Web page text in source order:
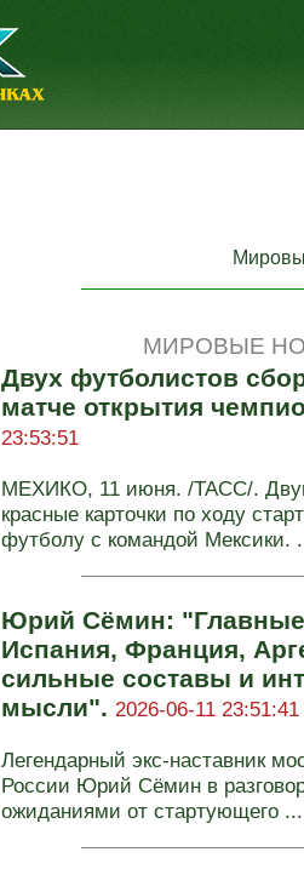
МИРОВЫЕ
Двух футболистов
матче открытия
23:53:51
МЕХИКО, 11 июня. /ТАСС/.
красные карточки по ходу
футболу с командой Мексики.
Юрий Сёмин:
Испания, Франция,
сильные составы и
мысли". 2026-06-11 23:51:41
Легендарный экс-наставник
России Юрий Сёмин в
ожиданиями от стартующего ...